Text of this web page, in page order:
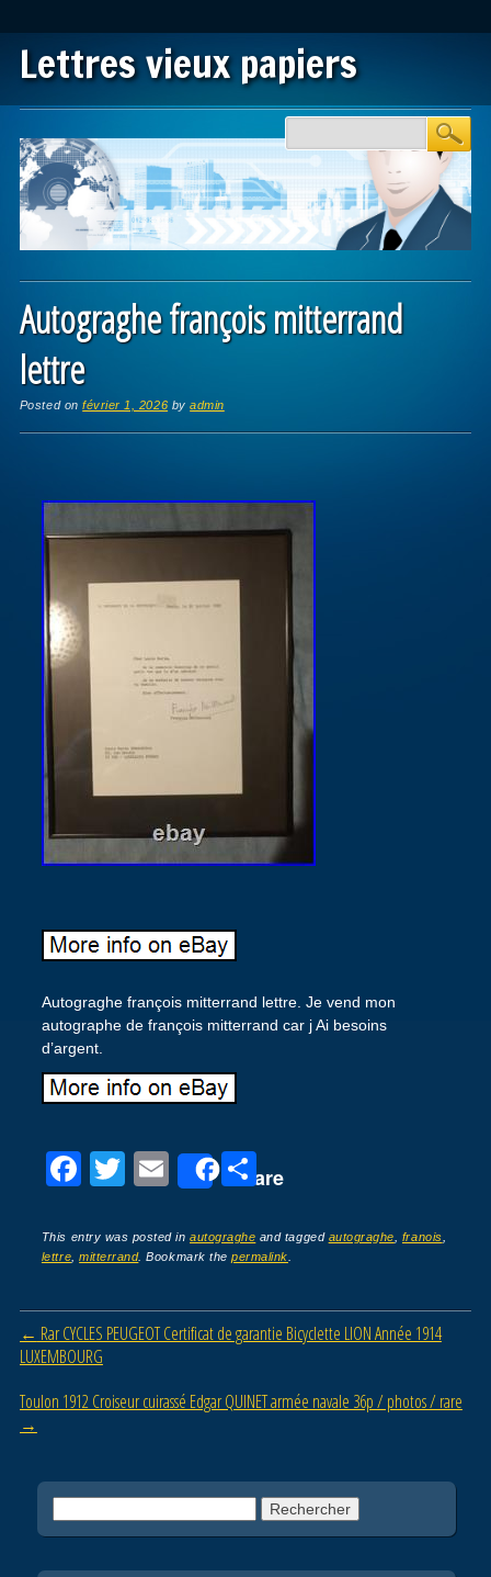
Lettres vieux papiers
Main menu
Autograghe françois mitterrand
lettre
Posted onfévrier 1, 2026 byadmin
Autograghe françois mitterrand lettre. Je vend mon
autographe de françois mitterrand car j Ai besoins
d’argent.
F
c
e
b
o
k
T
tt
er
E
ail
Share
P
ta
g
er
This entry was posted inautograghe and tagged autograghe franois
lettre ,mitterrand. Bookmark thepermalink
Post navigation
← Rar CYCLES PEUGEOT Certificat de garantie Bicyclette LION Année 1914
LUXEMBOURG
Toulon 1912 Croiseur cuirassé Edgar QUINET armée navale 36p / photos / rare
→